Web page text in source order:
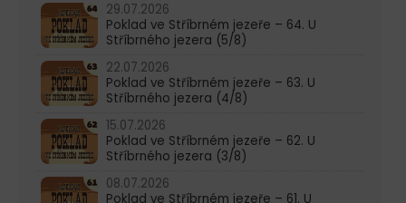
29.07.2026
Poklad ve Stříbrném jezeře – 64. U
Stříbrného jezera (5/8)
22.07.2026
Poklad ve Stříbrném jezeře – 63. U
Stříbrného jezera (4/8)
15.07.2026
Poklad ve Stříbrném jezeře – 62. U
Stříbrného jezera (3/8)
08.07.2026
Poklad ve Stříbrném jezeře – 61. U